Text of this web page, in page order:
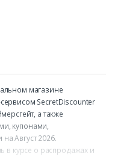
магазине
SecretDiscounter
а также
купонами,
Август 2026.
в курсе о распродажах и